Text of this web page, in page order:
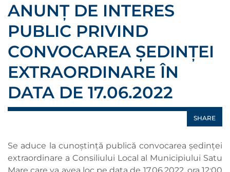
ANUNȚ DE INTERES
PUBLIC PRIVIND
CONVOCAREA ȘEDINȚEI
EXTRAORDINARE ÎN
DATA DE 17.06.2022
SHARE
Se aduce la cunoștință publică convocarea ședinței
extraordinare a Consiliului Local al Municipiului Satu